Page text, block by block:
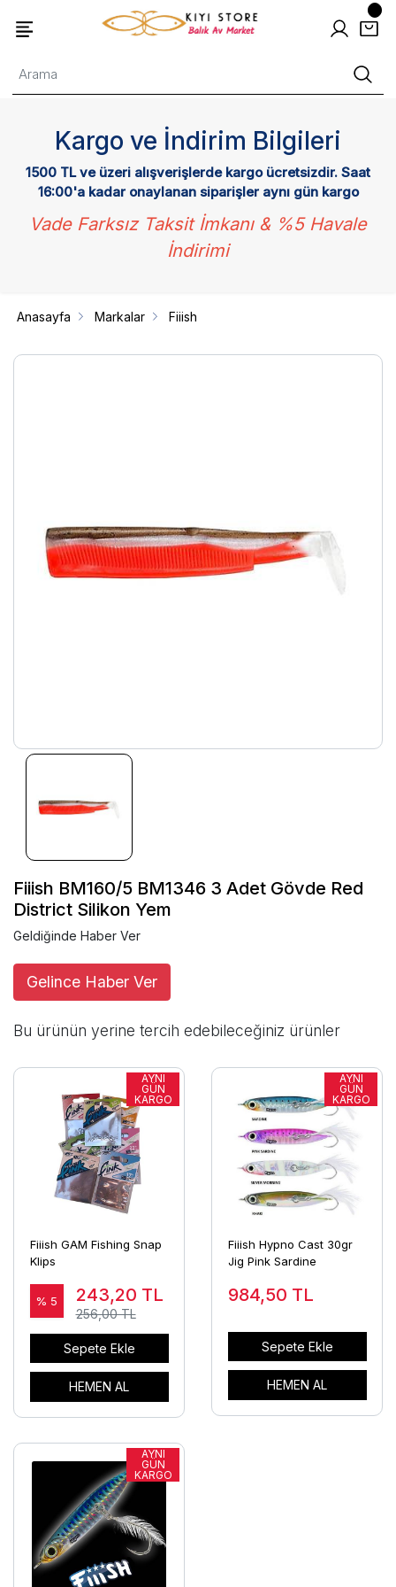
Kargo ve İndirim Bilgileri
1500 TL ve üzeri alışverişlerde kargo ücretsizdir. Saat
16:00'a kadar onaylanan siparişler aynı gün kargo
Vade Farksız Taksit İmkanı & %5 Havale
İndirimi
Anasayfa Markalar Fiiish
Fiiish BM160/5 BM1346 3 Adet Gövde Red
District Silikon Yem
Geldiğinde Haber Ver
Gelince Haber Ver
Bu ürünün yerine tercih edebileceğiniz ürünler
Fiiish GAM Fishing Snap
Klips
% 5 243,20 TL
256,00 TL
Sepete Ekle
HEMEN AL
Fiiish Hypno Cast 30gr
Jig Pink Sardine
984,50 TL
Sepete Ekle
HEMEN AL